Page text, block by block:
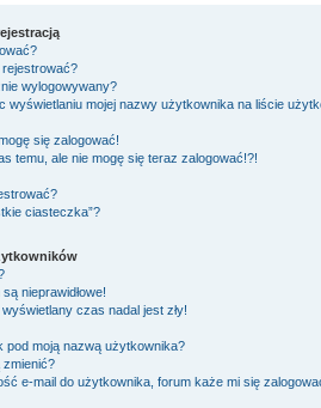
wylogowywany?
wyświetlaniu mojej nazwy użytkownika na liście
się zalogować!
temu, ale nie mogę się teraz zalogować!?!
ciasteczka”?
nieprawidłowe!
czas nadal jest zły!
pod moją nazwą użytkownika?
zmienić?
e-mail do użytkownika, forum każe mi się